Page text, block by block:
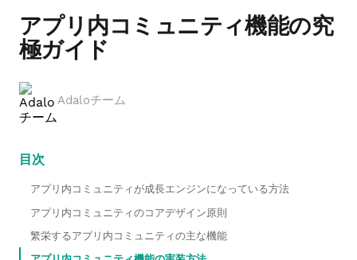
アプリ内コミュニティ機能の究
極ガイド
Adaloチーム
目次
アプリ内コミュニティが成長エンジンになっている方法
アプリ内コミュニティのコアデザイン原則
繁栄するアプリ内コミュニティの主な機能